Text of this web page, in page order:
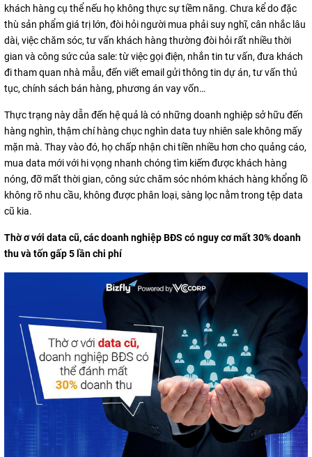
khách hàng cụ thể nếu họ không thực sự tiềm năng. Chưa kể do đặc
thù sản phẩm giá trị lớn, đòi hỏi người mua phải suy nghĩ, cân nhắc lâu
dài, việc chăm sóc, tư vấn khách hàng thường đòi hỏi rất nhiều thời
gian và công sức của sale: từ việc gọi điện, nhắn tin tư vấn, đưa khách
đi tham quan nhà mẫu, đến viết email gửi thông tin dự án, tư vấn thủ
tục, chính sách bán hàng, phương án vay vốn…
Thực trạng này dẫn đến hệ quả là có những doanh nghiệp sở hữu đến
hàng nghìn, thậm chí hàng chục nghìn data tuy nhiên sale không mấy
mặn mà. Thay vào đó, họ chấp nhận chi tiền nhiều hơn cho quảng cáo,
mua data mới với hi vọng nhanh chóng tìm kiếm được khách hàng
nóng, đỡ mất thời gian, công sức chăm sóc nhóm khách hàng khổng lồ
không rõ nhu cầu, không được phân loại, sàng lọc nằm trong tệp data
cũ kia.
Thờ ơ với data cũ, các doanh nghiệp BĐS có nguy cơ mất 30% doanh
thu và tốn gấp 5 lần chi phí